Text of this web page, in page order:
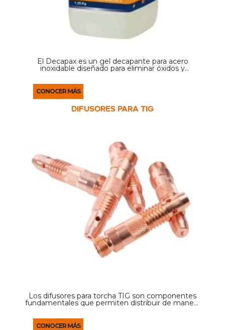
El Decapax es un gel decapante para acero
inoxidable diseñado para eliminar óxidos y
Su aplicación permite restaurar la superficie del
acero inoxidable, ...
CONOCER MÁS
DIFUSORES PARA TIG
Los difusores para torcha TIG son componentes
fundamentales que permiten distribuir de manera
durante el proceso de soldadura. Su función es
CONOCER MÁS